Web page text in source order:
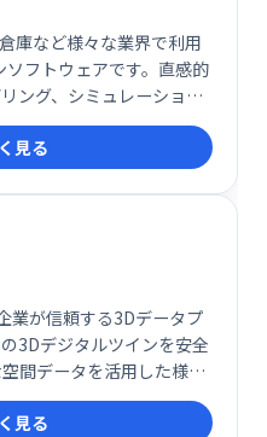
庫など様々な業界で利用
フトウェアです。直感的
ング、シミュレーショ
スの改善、コスト削減、
を特定し効率化を図り、
にします。
見る
が信頼する3Dデータプ
3Dデジタルツインを安全
間データを活用した様々
。不動産、建設、観光な
す。
見る